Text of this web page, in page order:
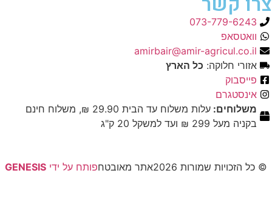
073-779-6243
וואטסאפ
amirbair@amir-agricul.co.il
אזורי חלוקה: כל הארץ
פייסבוק
אינסטגרם
משלוחים:
עלות משלוח עד הבית 29.90 ₪, משלוח חינם
בקניה מעל 299 ₪ ועד למשקל 20 ק"ג
© כל הזכויות שמורות 2026 אתר מאובטחפותח על ידי GENESIS